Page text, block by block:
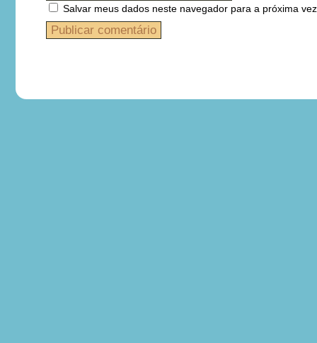
Salvar meus dados neste navegador para a próxima